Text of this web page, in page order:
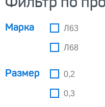
Марка Л63
Л68
Размер 0,2
0,3